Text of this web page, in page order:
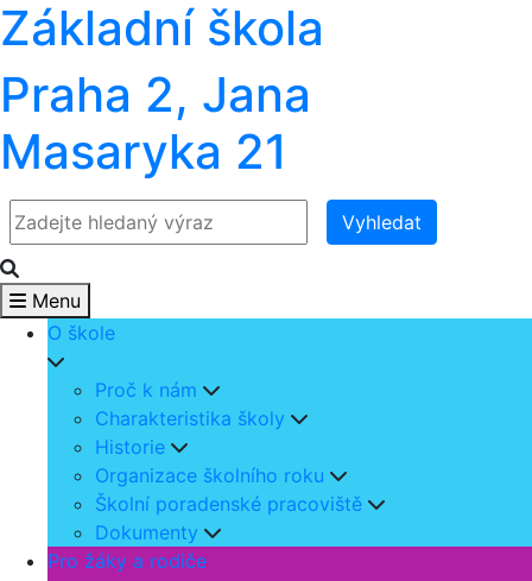
Základní škola
Praha 2, Jana
Masaryka 21
Vyhledat
Menu
O škole
Proč k nám
Charakteristika školy
Historie
Organizace školního roku
Školní poradenské pracoviště
Dokumenty
Pro žáky a rodiče